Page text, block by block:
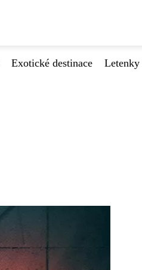
Exotické destinace Letenky